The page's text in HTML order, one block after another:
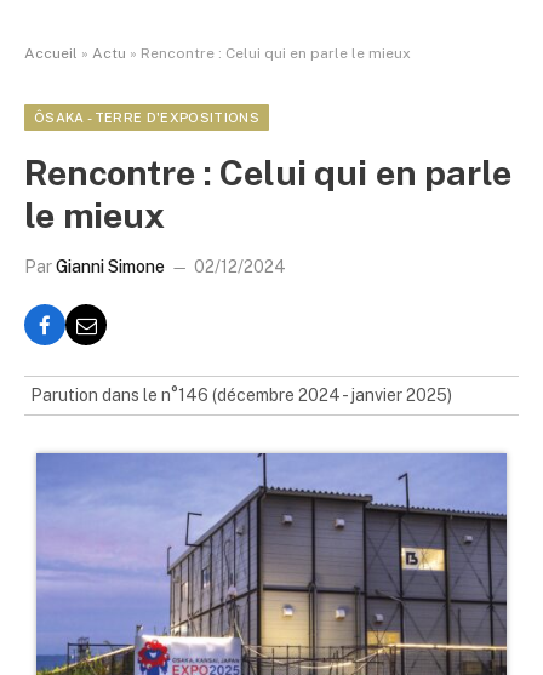
Accueil » Actu » Rencontre : Celui qui en parle le mieux
ÔSAKA - TERRE D'EXPOSITIONS
Rencontre : Celui qui en parle
le mieux
ParGianni Simone 02/12/2024
Parution dans le n°146 (décembre 2024 - janvier 2025)